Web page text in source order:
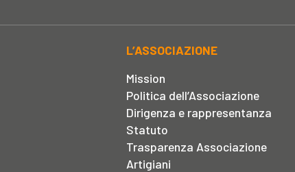
L’ASSOCIAZIONE
Mission
Politica dell’Associazione
Dirigenza e rappresentanza
Statuto
Trasparenza Associazione
Artigiani